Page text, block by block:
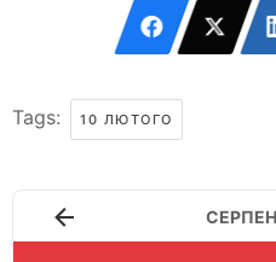
Tags: 10 ЛЮТОГО